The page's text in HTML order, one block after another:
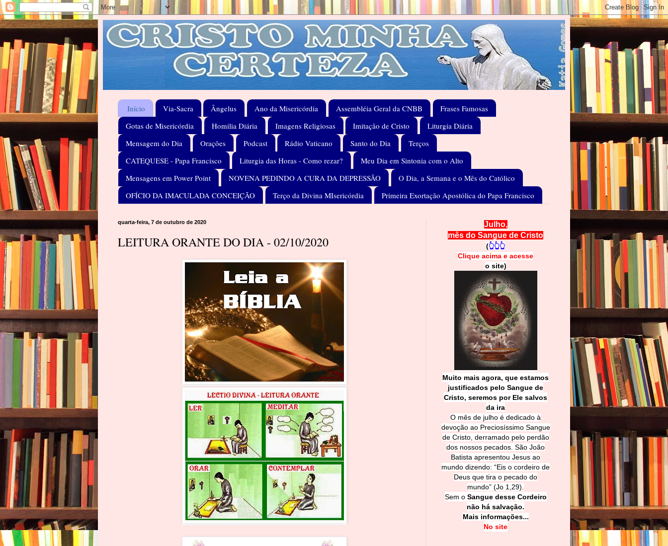
Início Via-Sacra Ângelus Ano da Misericórdia Assembléia Geral da CNBB
Frases Famosas
Gotas de Misericórdia
Homilia Diária Imagens Religiosas Imitação de Cristo
Liturgia Diária
Mensagem do Dia
Orações Podcast Rádio Vaticano Santo do Dia
Terços
CATEQUESE - Papa Francisco
Liturgia das Horas - Como rezar?
Meu Dia em Sintonia com o Alto
Mensagens em Power Point
NOVENA PEDINDO A CURA DA DEPRESSÃO
O Dia, a Semana e o Mês do Católico
OFÍCIO DA IMACULADA CONCEIÇÃO
Terço da Divina MIsericórdia Primeira Exortação Apostólica do Papa Francisco
quarta-feira, 7 de outubro de 2020
LEITURA ORANTE DO DIA - 02/10/2020
Julho,
mês do Sangue de Cristo
(👆👆👆
Clique acima e acesse
o site)
Muito mais agora, que estamos
justificados pelo Sangue de
Cristo, seremos por Ele salvos
da ira
O mês de julho é dedicado à
devoção ao Preciosíssimo Sangue
de Cristo, derramado pelo perdão
dos nossos pecados. São João
Batista apresentou Jesus ao
mundo dizendo: “Eis o cordeiro de
Deus que tira o pecado do
mundo” (Jo 1,29).
Sem o Sangue desse Cordeiro
não há salvação.
Mais informações...
No site